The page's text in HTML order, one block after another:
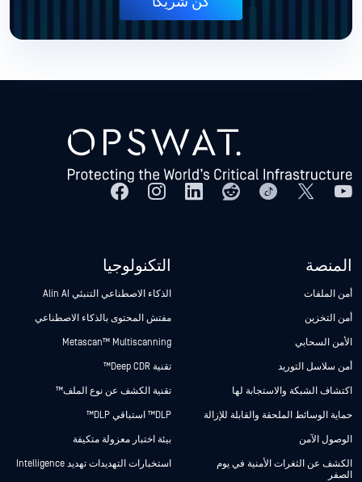
المنصة
أمن الملفات
أمن التخزين
الأمن السحابي
أمن سلاسل التوريد
اكتشاف الشبكة والاستجابة لها
حماية الوسائط الملحقة والقابلة للإزالة
الوصول الآمن
الكشف عن الثغرات الأمنية في يوم
الصفر
التكنولوجيا
الذكاء الاصطناعي التنبئي Alin AI
مفتش المحتوى بالذكاء الاصطناعي
Metascan™ Multiscanning
تقنية Deep CDR™
تقنية الكشف عن نوع الملف™
DLP™ استباقي DLP™
بيئة اختبار معزولة متكيفة
استخبارات التهديدات تهديد Intelligence